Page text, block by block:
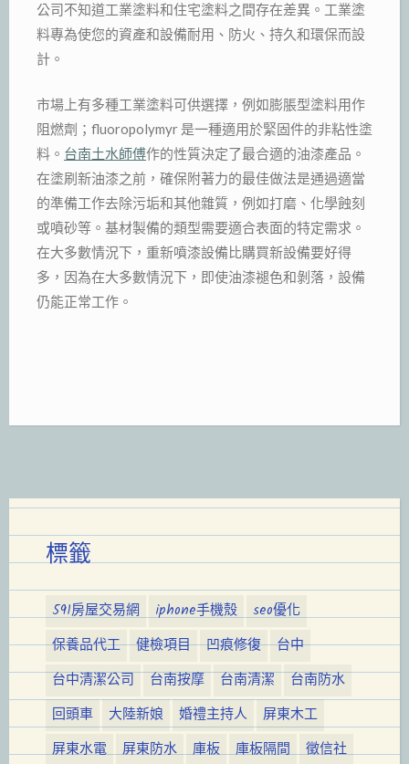
公司不知道工業塗料和住宅塗料之間存在差異。工業塗
料專為使您的資產和設備耐用、防火、持久和環保而設
計。
市場上有多種工業塗料可供選擇，例如膨脹型塗料用作
阻燃劑；fluoropolymyr 是一種適用於緊固件的非粘性塗
料。 台南土水師傅作的性質決定了最合適的油漆產品。
在塗刷新油漆之前，確保附著力的最佳做法是通過適當
的準備工作去除污垢和其他雜質，例如打磨、化學蝕刻
或噴砂等。基材製備的類型需要適合表面的特定需求。
在大多數情況下，重新噴漆設備比購買新設備要好得
多，因為在大多數情況下，即使油漆褪色和剝落，設備
仍能正常工作。
標籤
591房屋交易網 iphone手機殼
seo優化
保養品代工
健檢項目 凹痕修復
台中
台中清潔公司
台南按摩 台南清潔
台南防水
回頭車
大陸新娘 婚禮主持人
屏東木工
屏東水電
屏東防水 庫板 庫板隔間
徵信社